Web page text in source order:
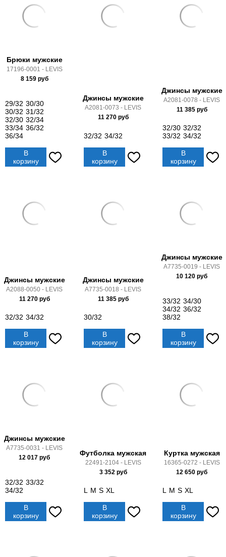
Брюки мужские
17196-0001 - LEVIS
8 159руб
29/32 30/30
30/32 31/32
32/30 32/34
33/34 36/32
36/34
В
корзину
Джинсы мужские
A2081-0073 - LEVIS
11 270руб
32/32 34/32
В
корзину
Джинсы мужские
A2081-0078 - LEVIS
11 385руб
32/30 32/32
33/32 34/32
В
корзину
Джинсы мужские
A2088-0050 - LEVIS
11 270руб
32/32 34/32
В
корзину
Джинсы мужские
A7735-0018 - LEVIS
11 385руб
30/32
В
корзину
Джинсы мужские
A7735-0019 - LEVIS
10 120 руб
33/32 34/30
34/32 36/32
38/32
В
корзину
Джинсы мужские
A7735-0031 - LEVIS
12 017 руб
32/32 33/32
34/32
В
корзину
Футболка мужская
22491-2104 - LEVIS
3 352руб
L M S XL
В
корзину
Куртка мужская
16365-0272 - LEVIS
12 650 руб
L M S XL
В
корзину